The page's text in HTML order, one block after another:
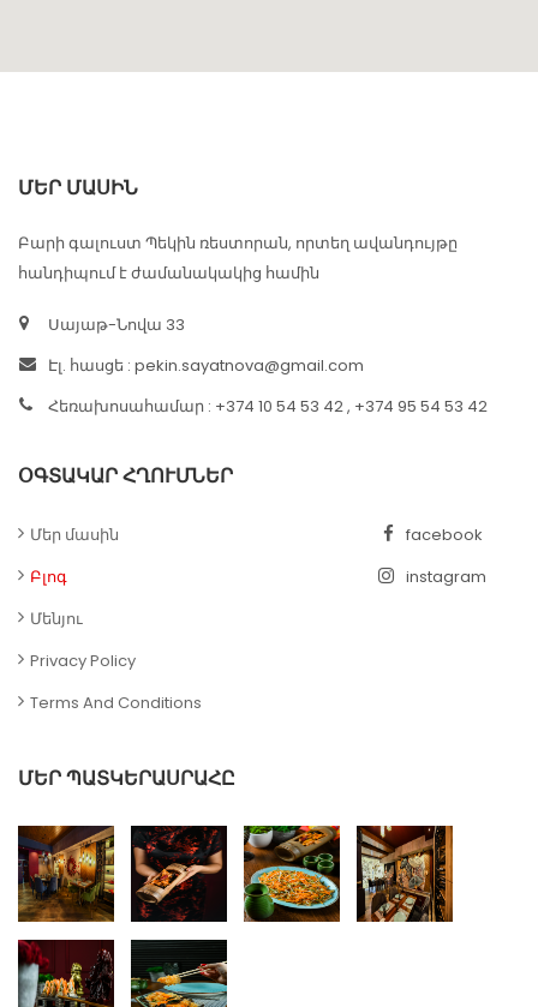
ՄԵՐ ՄԱՍԻՆ
Բարի գալուստ Պեկին ռեստորան, որտեղ ավանդույթը
հանդիպում է ժամանակակից համին
Սայաթ-Նովա 33
Էլ. հասցե : pekin.sayatnova@gmail.com
Հեռախոսահամար : +374 10 54 53 42 , +374 95 54 53 42
ՕԳՏԱԿԱՐ ՀՂՈՒՄՆԵՐ
Մեր մասին
Բլոգ
Մենյու
Privacy Policy
Terms And Conditions
facebook
instagram
ՄԵՐ ՊԱՏԿԵՐԱՍՐԱՀԸ